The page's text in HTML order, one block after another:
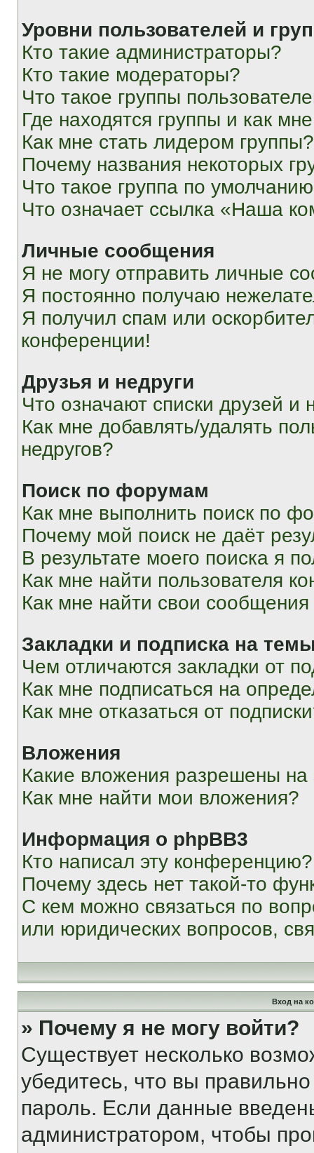
Уровни пользователей и
Кто такие администраторы?
Кто такие модераторы?
Что такое группы
Где находятся группы и как
Как мне стать лидером группы?
Почему названия некоторых
Что такое группа по
Что означает ссылка «Наша
Личные сообщения
Я не могу отправить личные
Я постоянно получаю
Я получил спам или
конференции!
Друзья и недруги
Что означают списки друзей и
Как мне добавлять/удалять
недругов?
Поиск по форумам
Как мне выполнить поиск по
Почему мой поиск не даёт
В результате моего поиска я
Как мне найти пользователя
Как мне найти свои
Закладки и подписка на
Чем отличаются закладки от
Как мне подписаться на
Как мне отказаться от
Вложения
Какие вложения разрешены
Как мне найти мои вложения?
Информация о phpBB3
Кто написал эту конференцию?
Почему здесь нет такой-то
С кем можно связаться по
или юридических вопросов,
Вход на
» Почему я не могу войти?
Существует несколько
убедитесь, что вы
пароль. Если данные
администратором, чтобы